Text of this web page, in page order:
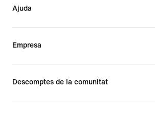
Ajuda
Empresa
Descomptes de la comunitat